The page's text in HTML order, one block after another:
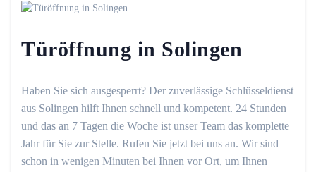
Türöffnung in Solingen
Haben Sie sich ausgesperrt? Der zuverlässige Schlüsseldienst
aus Solingen hilft Ihnen schnell und kompetent. 24 Stunden
und das an 7 Tagen die Woche ist unser Team das komplette
Jahr für Sie zur Stelle. Rufen Sie jetzt bei uns an. Wir sind
schon in wenigen Minuten bei Ihnen vor Ort, um Ihnen